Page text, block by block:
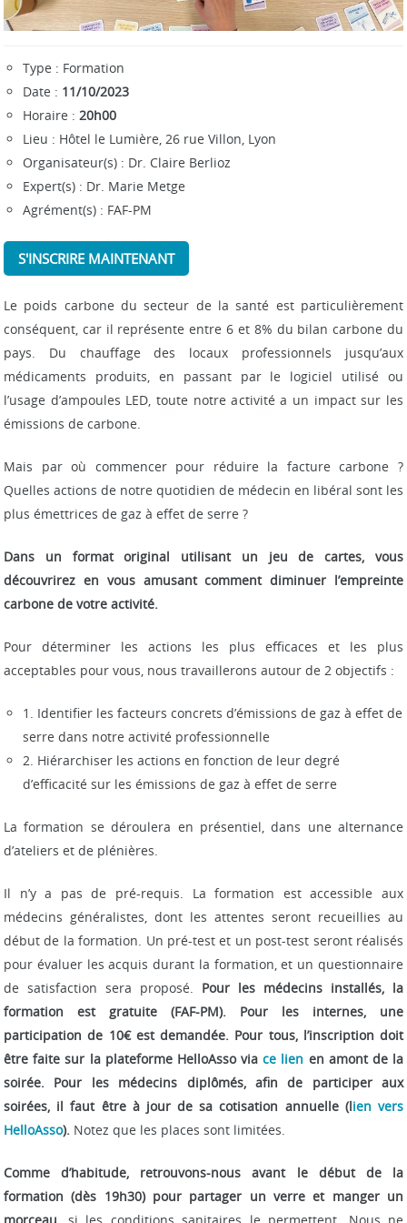
t
Type : Formation
Date : 11/10/2023
Horaire : 20h00
Lieu : Hôtel le Lumière, 26 rue Villon, Lyon
Organisateur(s) : Dr. Claire Berlioz
Expert(s) : Dr. Marie Metge
Agrément(s) : FAF-PM
S'INSCRIRE MAINTENANT
Le poids carbone du secteur de la santé est particulièrement
conséquent, car il représente entre 6 et 8% du bilan carbone du
pays. Du chauffage des locaux professionnels jusqu’aux
médicaments produits, en passant par le logiciel utilisé ou
l’usage d’ampoules LED, toute notre activité a un impact sur les
émissions de carbone.
Mais par où commencer pour réduire la facture carbone ?
Quelles actions de notre quotidien de médecin en libéral sont les
plus émettrices de gaz à effet de serre ?
Dans un format original utilisant un jeu de cartes, vous
découvrirez en vous amusant comment diminuer l’empreinte
carbone de votre activité.
Pour déterminer les actions les plus efficaces et les plus
acceptables pour vous, nous travaillerons autour de 2 objectifs :
1. Identifier les facteurs concrets d’émissions de gaz à effet de
serre dans notre activité professionnelle
2. Hiérarchiser les actions en fonction de leur degré
d’efficacité sur les émissions de gaz à effet de serre
La formation se déroulera en présentiel, dans une alternance
d’ateliers et de plénières.
Il n’y a pas de pré-requis. La formation est accessible aux
médecins généralistes, dont les attentes seront recueillies au
début de la formation. Un pré-test et un post-test seront réalisés
pour évaluer les acquis durant la formation, et un questionnaire
de satisfaction sera proposé. Pour les médecins installés, la
formation est gratuite (FAF-PM). Pour les internes, une
participation de 10€ est demandée. Pour tous, l’inscription doit
être faite sur la plateforme HelloAsso viace lien en amont de la
soirée. Pour les médecins diplômés, afin de participer aux
soirées, il faut être à jour de sa cotisation annuelle (lien vers
HelloAsso). Notez que les places sont limitées.
Comme d’habitude, retrouvons-nous avant le début de la
formation (dès 19h30) pour partager un verre et manger un